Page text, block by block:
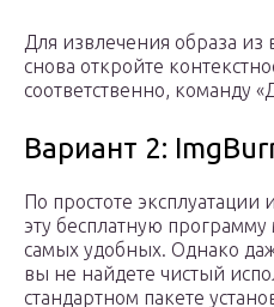
Для извлечения образа из
снова откройте
соответственно, команду
Вариант 2:
По простоте
эту бесплатную
самых удобных. Однако
вы не найдете чистый
стандартном пакете